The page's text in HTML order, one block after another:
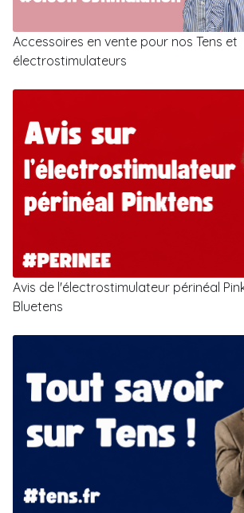
Accessoires en vente pour nos Tens et
électrostimulateurs
Avis de l'électrostimulateur périnéal
Bluetens